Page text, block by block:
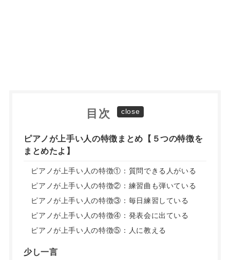
目次
ピアノが上手い人の特徴まとめ【５つの特徴を
まとめたよ】
ピアノが上手い人の特徴①：質問できる人がいる
ピアノが上手い人の特徴②：練習曲も弾いている
ピアノが上手い人の特徴③：毎日練習している
ピアノが上手い人の特徴④：発表会に出ている
ピアノが上手い人の特徴⑤：人に教える
少し一言